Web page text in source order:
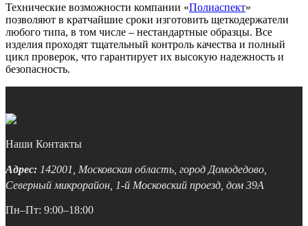
Технические возможности компании «Полиаспект»
позволяют в кратчайшие сроки изготовить щеткодержатели
любого типа, в том числе – нестандартные образцы. Все
изделия проходят тщательный контроль качества и полный
цикл проверок, что гарантирует их высокую надежность и
безопасность.
Наши Контакты
Адрес: 142001, Московская область, город Домодедово
Северный микрорайон, 1-й Московский проезд, дом 39А
Пн–Пт: 9:00–18:00